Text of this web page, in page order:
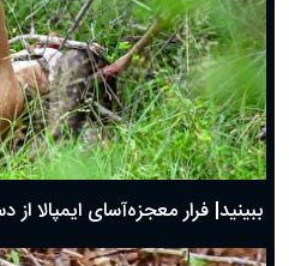
ببینید| فرار معجزه‌آسای ایمپالا